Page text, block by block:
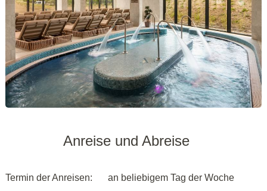
Anreise und Abreise
Termin der Anreisen:
an beliebigem Tag der Woche